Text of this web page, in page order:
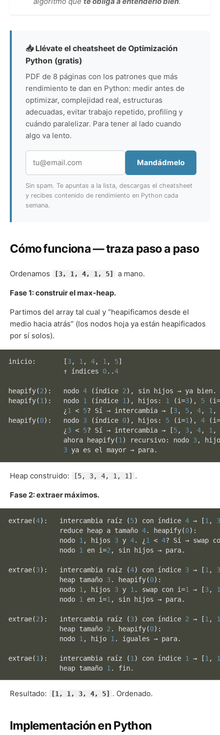
📥 Llévate el cheatsheet de Optimización
Python (gratis)
PDF de 8 páginas con los patrones que más
rendimiento te dan en Python: medir antes de
optimizar, complejidad real, estructuras
adecuadas, evitar trabajo repetido, profiling y
cuándo paralelizar. Para tener al lado cuando
algo va lento.
Mandádmelo
Sin spam. Te apuntas a la lista, descargas el cheatsheet
y recibes contenido de rendimiento en Python cada
semana.
Cómo funciona — traza paso a paso
Ordenamos [3, 1, 4, 1, 5] a mano.
Fase 1: construir el max-heap.
Partimos del array tal cual y “heapificamos desde el
medio hacia atrás” (los nodos hoja ya están heapificados
por sí solos).
inicio:       [3, 1, 4, 1, 5]
              ↑ índices
0..4
heapify(2):   nodo 4 (índice 2
heapify(1):   nodo 1 (índice 1), hijos: 1 (i=3), 5
              ¿
1 < 5? Sí → intercambia → [3, 5, 4, 1
heapify(0):   nodo 3 (índice 0), hijos: 5 (i=1), 4
              ¿
3 < 5? Sí → intercambia → [5, 3, 4, 1
              ahora
heapify(1) recursivo: nodo 3,
3
Heap construido: [5, 3, 4, 1, 1] .
Fase 2: extraer máximos.
extrae(4):   intercambia raíz (5) con índice 4 → [1 ,
             reduce heap a tamaño
4. heapify(0):
             nodo
1 , hijos 3 y 4. ¿ 1 < 4? Sí → swap
             nodo
1 en i=2 , sin hijos → para.
extrae(3):   intercambia raíz (4) con índice 3 → [1 ,
             heap tamaño
3. heapify(0):
             nodo
1 , hijos 3 y 1 . swap con i=1 → [3,
             nodo
1 en i=1 , sin hijos → para.
extrae(2):   intercambia raíz (3) con índice 2 → [1 ,
             heap tamaño
2 . heapify(0):
             nodo
1 , hijo 1 . iguales → para.
extrae(1 ):   intercambia raíz (1 ) con índice 1 → [1 ,
             heap tamaño
1
Resultado: [1, 1, 3, 4, 5] . Ordenado.
Implementación en Python